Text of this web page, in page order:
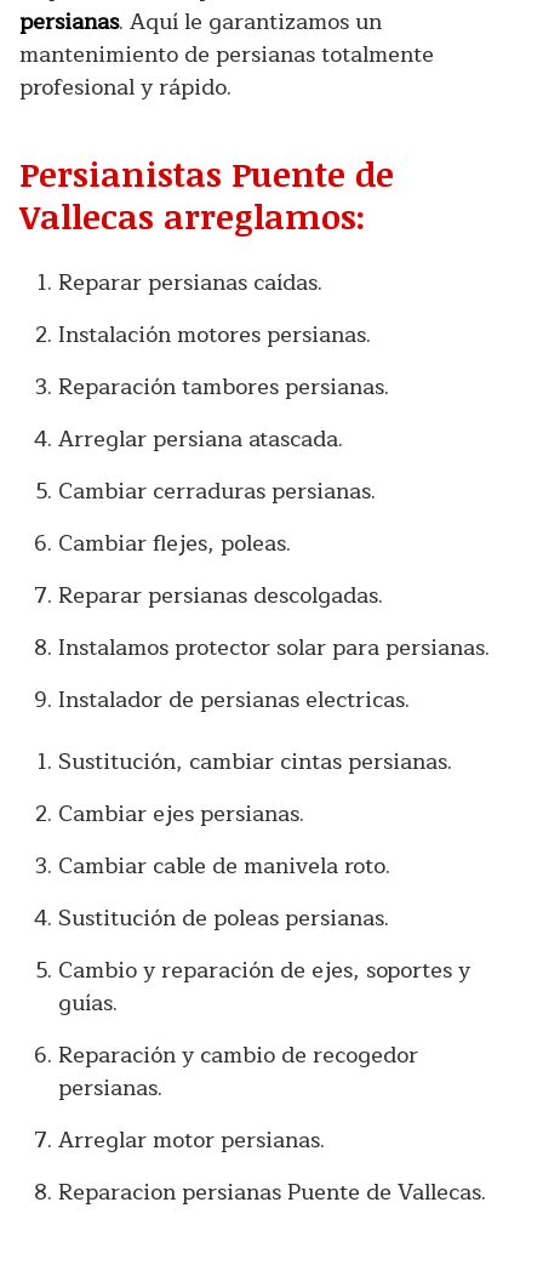
persianas. Aquí le garantizamos un
mantenimiento de persianas totalmente
profesional y rápido.
Persianistas Puente de
Vallecas arreglamos:
Reparar persianas caídas.
Instalación motores persianas.
Reparación tambores persianas.
Arreglar persiana atascada.
Cambiar cerraduras persianas.
Cambiar flejes, poleas.
Reparar persianas descolgadas.
Instalamos protector solar para persianas.
Instalador de persianas electricas.
Sustitución, cambiar cintas persianas.
Cambiar ejes persianas.
Cambiar cable de manivela roto.
Sustitución de poleas persianas.
Cambio y reparación de ejes, soportes y
guías.
Reparación y cambio de recogedor
persianas.
Arreglar motor persianas.
Reparacion persianas Puente de Vallecas.